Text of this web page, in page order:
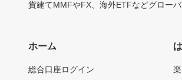
貨建てMMFやFX、海外ETFなどグロー
ホーム
総合口座ログイン